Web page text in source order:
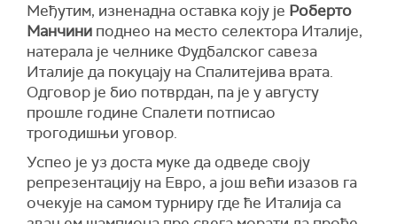
Међутим, изненадна оставка коју је Роберто
Манчини поднео на место селектора Италије,
натерала је челнике Фудбалског савеза
Италије да покуцају на Спалитејива врата.
Одговор је био потврдан, па је у августу
прошле године Спалети потписао
трогодишњи уговор.
Успео је уз доста муке да одведе своју
репрезентацију на Евро, а још већи изазов га
очекује на самом турниру где ће Италија са